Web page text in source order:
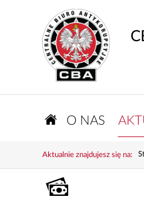
O NAS
Aktualnie znajdujesz się na: